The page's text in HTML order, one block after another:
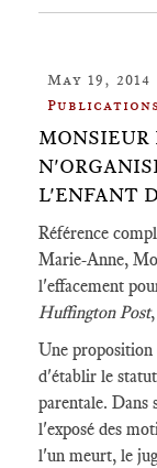
May 19, 2014
Publications
MONSIEUR
L'ENFANT
Référence
Marie-Anne,
l'effacement
Huffington Post
Une
d'établir le
parentale. Dans
l'exposé des
l'un meurt, le